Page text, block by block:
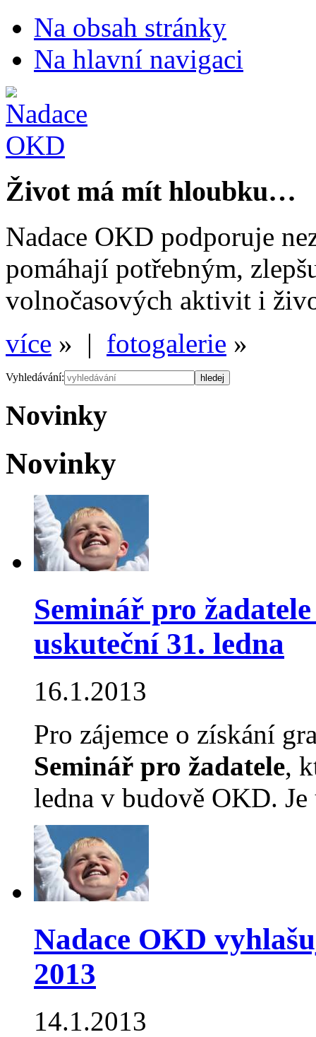
Na obsah stránky
Na hlavní navigaci
Život má mít hloubku…
Nadace OKD podporuje
pomáhají potřebným,
volnočasových aktivit i
více » | fotogalerie »
Vyhledávání:
Novinky
Novinky
Seminář pro
uskuteční 31. ledna
16.1.2013
Pro zájemce o získání
Seminář pro žadatele,
ledna v budově OKD.
Nadace OKD
2013
14.1.2013